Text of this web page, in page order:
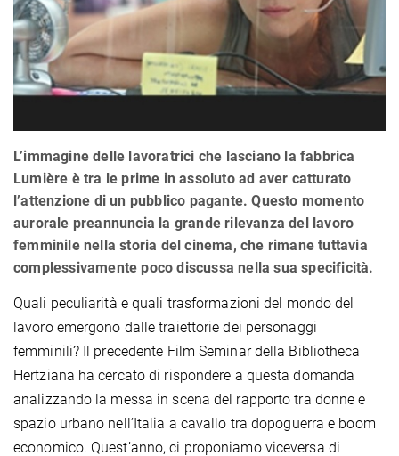
L’immagine delle lavoratrici che lasciano la fabbrica
Lumière è tra le prime in assoluto ad aver catturato
l’attenzione di un pubblico pagante. Questo momento
aurorale preannuncia la grande rilevanza del lavoro
femminile nella storia del cinema, che rimane tuttavia
complessivamente poco discussa nella sua specificità.
Quali peculiarità e quali trasformazioni del mondo del
lavoro emergono dalle traiettorie dei personaggi
femminili? Il precedente Film Seminar della Bibliotheca
Hertziana ha cercato di rispondere a questa domanda
analizzando la messa in scena del rapporto tra donne e
spazio urbano nell’Italia a cavallo tra dopoguerra e boom
economico. Quest’anno, ci proponiamo viceversa di